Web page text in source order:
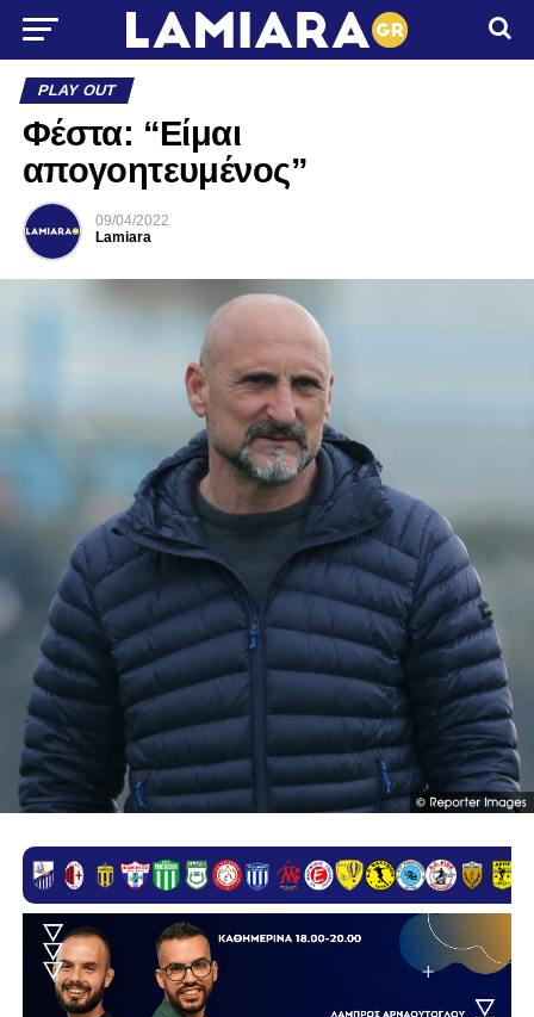
PLAY OUT
Φέστα: “Είμαι
απογοητευμένος”
09/04/2022
Lamiara